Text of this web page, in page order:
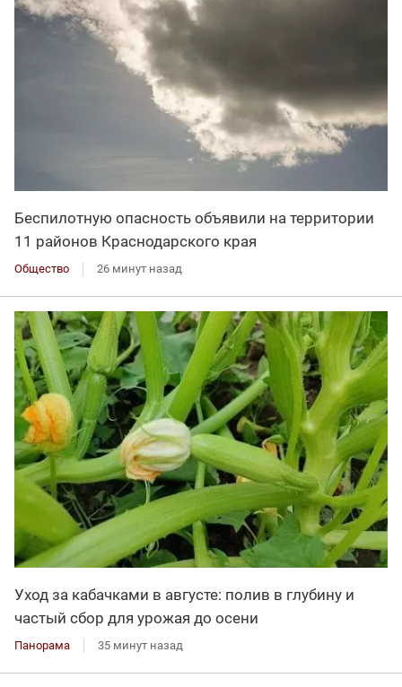
Беспилотную опасность объявили на территории
11 районов Краснодарского края
Общество 26 минут назад
Уход за кабачками в августе: полив в глубину и
частый сбор для урожая до осени
Панорама 35 минут назад